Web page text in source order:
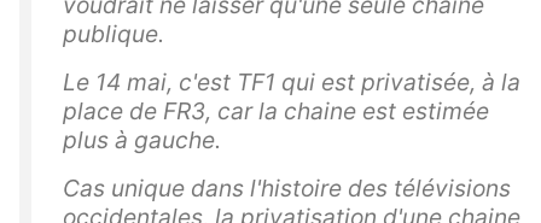
publique.
Le 14 mai, c'est TF1 qui est privatisée, à la
place de FR3, car la chaine est estimée
plus à gauche.
Cas unique dans l'histoire des télévisions
occidentales, la privatisation d'une chaine